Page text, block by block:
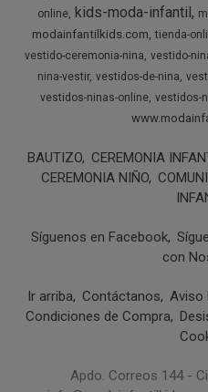
online kids-moda-infantil
modainfantilkids.com tienda-
vestido-ceremonia-nina vestido-
nina-vestir vestidos-de-nina
vestidos-ninas-online vestidos-
BAUTIZO CEREMONIA
CEREMONIA NIÑO
Síguenos en Facebook
con
Ir arriba Contáctanos Aviso
Condiciones de Compra
Apdo. Correos 144 -